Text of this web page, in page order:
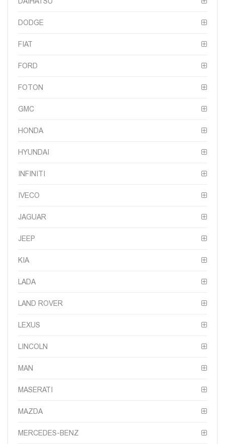
DODGE
FIAT
FORD
FOTON
GMC
HONDA
HYUNDAI
INFINITI
IVECO
JAGUAR
JEEP
KIA
LADA
LAND ROVER
LEXUS
LINCOLN
MAN
MASERATI
MAZDA
MERCEDES-BENZ